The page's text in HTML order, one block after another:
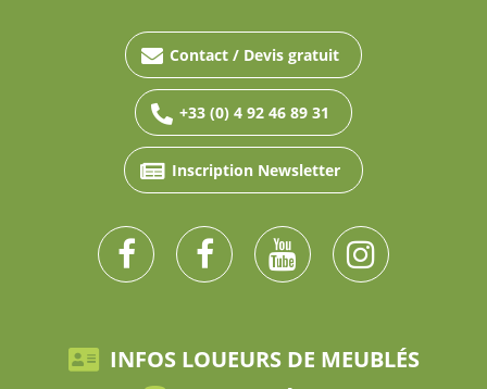
Contact / Devis gratuit
+33 (0) 4 92 46 89 31
Inscription Newsletter
INFOS LOUEURS DE MEUBLÉS